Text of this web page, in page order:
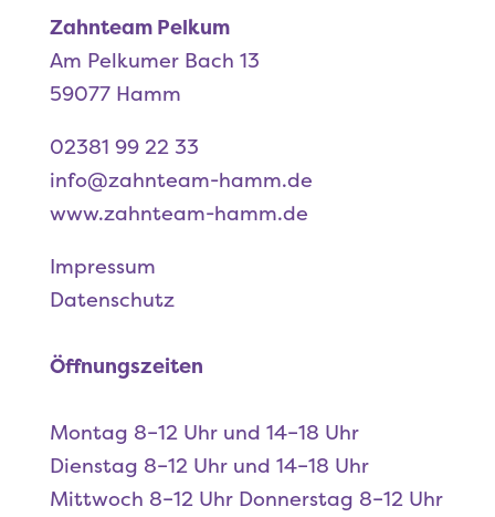
Zahnteam Pelkum
Am Pelkumer Bach 13
59077 Hamm
02381 99 22 33
info@zahnteam-hamm.de
www.zahnteam-hamm.de
Impressum
Datenschutz
Öffnungszeiten
Montag 8–12 Uhr und 14–18 Uhr
Dienstag 8–12 Uhr und 14–18 Uhr
Mittwoch 8–12 Uhr Donnerstag 8–12 Uhr